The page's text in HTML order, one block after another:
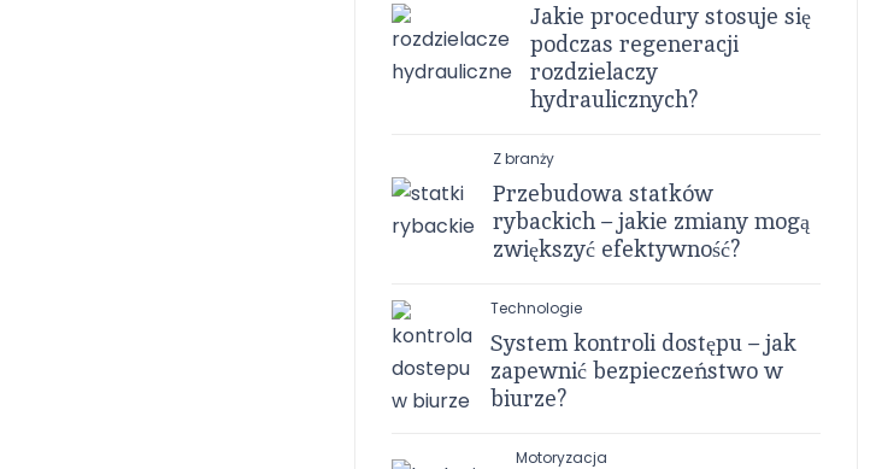
Jakie procedury stosuje się
podczas regeneracji
rozdzielaczy
hydraulicznych?
Z branży
Przebudowa statków
rybackich – jakie zmiany mogą
zwiększyć efektywność?
Technologie
System kontroli dostępu – jak
zapewnić bezpieczeństwo w
biurze?
Motoryzacja